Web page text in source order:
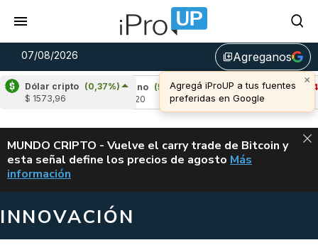
07/08/2026 library_addAgreganos
Dólar cripto (0,37%)
$ 1573,96
Cardano
(5,37%)
Avalanche (-4,13%)
u$s 6,40
ALERTA
MUNDO CRIPTO - Vuelve el carry trade de Bitcoin y
esta señal define los precios de agosto VUELVE EL
Más
información
INNOVACIÓN